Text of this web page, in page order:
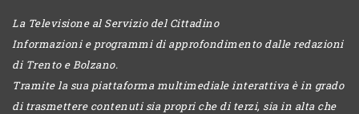
La Televisione al Servizio del Cittadino
Informazioni e programmi di approfondimento dalle redazioni
di Trento e Bolzano.
Tramite la sua piattaforma multimediale interattiva è in grado
di trasmettere contenuti sia propri che di terzi, sia in alta che